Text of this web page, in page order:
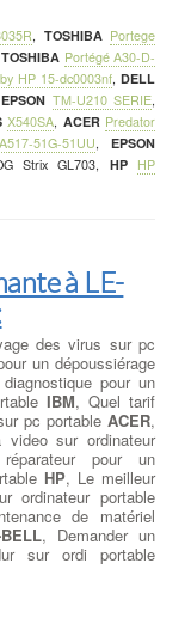
, TOSHIBA Portege
TOSHIBA Portégé A30-D-
HP 15-dc0003nf, DELL
EPSON TM-U210 SERIE,
X540SA, ACER Predator
51G-51UU, EPSON
Strix GL703, HP
HP
à LE-
des virus sur pc
un dépoussiérage
pour un
IBM, Quel tarif
pc portable ACER,
sur ordinateur
pour un
HP, Le meilleur
ordinateur portable
de matériel
, Demander un
sur ordi portable